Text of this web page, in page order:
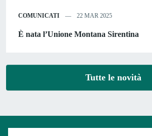
COMUNICATI 22 MAR 2025
È nata l’Unione Montana Sirentina
Tutte le novità